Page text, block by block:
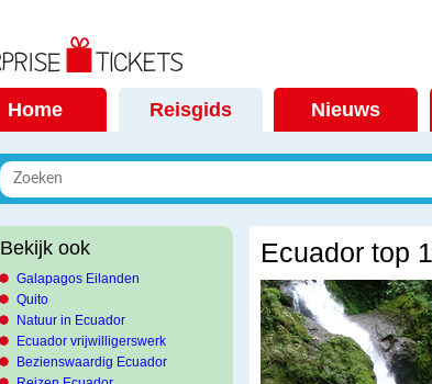
Home Reisgids Nieuws
Bekijk ook
Galapagos Eilanden
Quito
Natuur in Ecuador
Ecuador vrijwilligerswerk
Bezienswaardig Ecuador
Ecuador top